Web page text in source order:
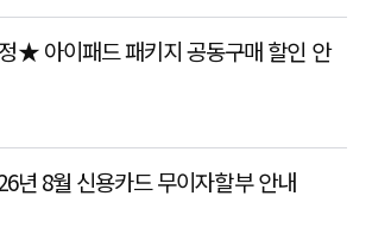
★ 아이패드 패키지 공동구매 할인 안
년 8월 신용카드 무이자할부 안내